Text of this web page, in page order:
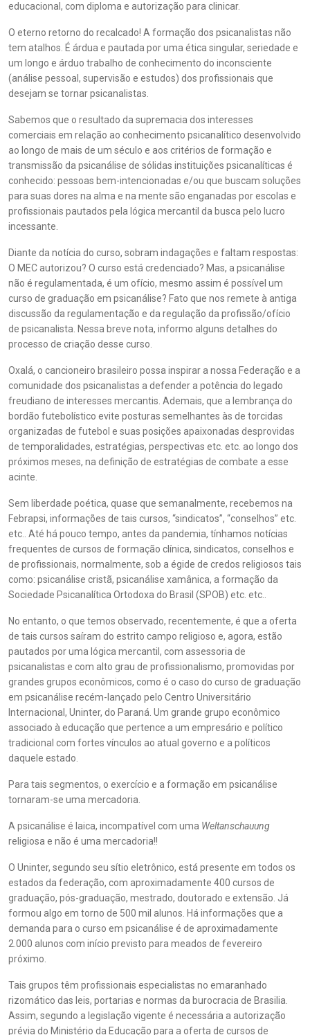
educacional, com diploma e autorização para clinicar.
O eterno retorno do recalcado! A formação dos psicanalistas não
tem atalhos. É árdua e pautada por uma ética singular, seriedade e
um longo e árduo trabalho de conhecimento do inconsciente
(análise pessoal, supervisão e estudos) dos profissionais que
desejam se tornar psicanalistas.
Sabemos que o resultado da supremacia dos interesses
comerciais em relação ao conhecimento psicanalítico desenvolvido
ao longo de mais de um século e aos critérios de formação e
transmissão da psicanálise de sólidas instituições psicanalíticas é
conhecido: pessoas bem-intencionadas e/ou que buscam soluções
para suas dores na alma e na mente são enganadas por escolas e
profissionais pautados pela lógica mercantil da busca pelo lucro
incessante.
Diante da notícia do curso, sobram indagações e faltam respostas:
O MEC autorizou? O curso está credenciado? Mas, a psicanálise
não é regulamentada, é um ofício, mesmo assim é possível um
curso de graduação em psicanálise? Fato que nos remete à antiga
discussão da regulamentação e da regulação da profissão/ofício
de psicanalista. Nessa breve nota, informo alguns detalhes do
processo de criação desse curso.
Oxalá, o cancioneiro brasileiro possa inspirar a nossa Federação e a
comunidade dos psicanalistas a defender a potência do legado
freudiano de interesses mercantis. Ademais, que a lembrança do
bordão futebolístico evite posturas semelhantes às de torcidas
organizadas de futebol e suas posições apaixonadas desprovidas
de temporalidades, estratégias, perspectivas etc. etc. ao longo dos
próximos meses, na definição de estratégias de combate a esse
acinte.
Sem liberdade poética, quase que semanalmente, recebemos na
Febrapsi, informações de tais cursos, “sindicatos”, “conselhos” etc.
etc.. Até há pouco tempo, antes da pandemia, tínhamos notícias
frequentes de cursos de formação clínica, sindicatos, conselhos e
de profissionais, normalmente, sob a égide de credos religiosos tais
como: psicanálise cristã, psicanálise xamânica, a formação da
Sociedade Psicanalítica Ortodoxa do Brasil (SPOB) etc. etc..
No entanto, o que temos observado, recentemente, é que a oferta
de tais cursos saíram do estrito campo religioso e, agora, estão
pautados por uma lógica mercantil, com assessoria de
psicanalistas e com alto grau de profissionalismo, promovidas por
grandes grupos econômicos, como é o caso do curso de graduação
em psicanálise recém-lançado pelo Centro Universitário
Internacional, Uninter, do Paraná. Um grande grupo econômico
associado à educação que pertence a um empresário e político
tradicional com fortes vínculos ao atual governo e a políticos
daquele estado.
Para tais segmentos, o exercício e a formação em psicanálise
tornaram-se uma mercadoria.
A psicanálise é laica, incompatível com uma Weltanschauung
religiosa e não é uma mercadoria!!
O Uninter, segundo seu sítio eletrônico, está presente em todos os
estados da federação, com aproximadamente 400 cursos de
graduação, pós-graduação, mestrado, doutorado e extensão. Já
formou algo em torno de 500 mil alunos. Há informações que a
demanda para o curso em psicanálise é de aproximadamente
2.000 alunos com início previsto para meados de fevereiro
próximo.
Tais grupos têm profissionais especialistas no emaranhado
rizomático das leis, portarias e normas da burocracia de Brasilia.
Assim, segundo a legislação vigente é necessária a autorização
prévia do Ministério da Educação para a oferta de cursos de